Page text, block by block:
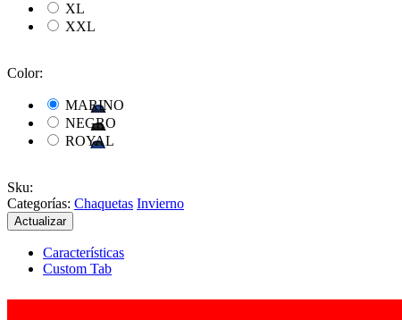
XL
XXL
Color:
MARINO
NEGRO
ROYAL
Sku:
Categorías: Chaquetas Invierno
Características
Custom Tab